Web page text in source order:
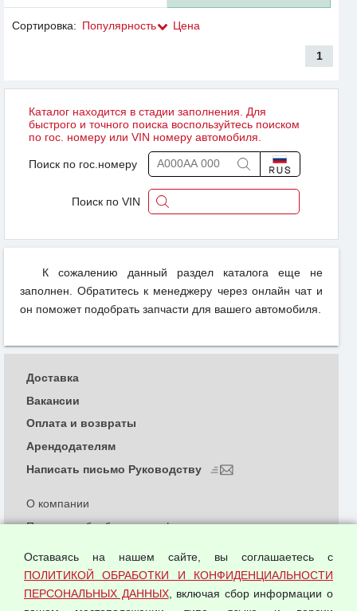
Сортировка: Популярность Цена
1
Каталог находится в стадии заполнения. Для
быстрого и точного поиска воспользуйтесь поиском
по гос. номеру или VIN номеру автомобиля.
Поиск по гос.номеру
Поиск по VIN
К сожалению данный раздел каталога еще не
заполнен. Обратитесь к менеджеру через онлайн чат и
он поможет подобрать запчасти для вашего автомобиля.
О компании
Политика обработки и конфиденциальности
Согласием на обработку персональных данных
Оферта оптовой купли-продажи
Доставка
Вакансии
Оплата и возвраты
Арендодателям
Написать письмо Руководству
Оставаясь на нашем сайте, вы соглашаетесь с
ПОЛИТИКОЙ ОБРАБОТКИ И КОНФИДЕНЦИАЛЬНОСТИ
ПЕРСОНАЛЬНЫХ ДАННЫХ, включая сбор информации о